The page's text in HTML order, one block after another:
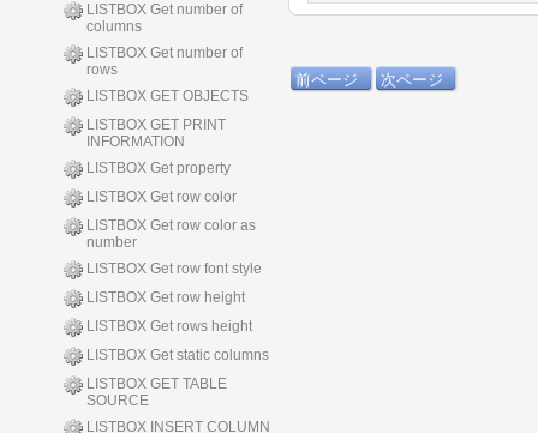
LISTBOX Get number of
columns
LISTBOX Get number of
rows
LISTBOX GET OBJECTS
LISTBOX GET PRINT
INFORMATION
LISTBOX Get property
LISTBOX Get row color
LISTBOX Get row color as
number
LISTBOX Get row font style
LISTBOX Get row height
LISTBOX Get rows height
LISTBOX Get static columns
LISTBOX GET TABLE
SOURCE
LISTBOX INSERT COLUMN
前ページ 次ページ